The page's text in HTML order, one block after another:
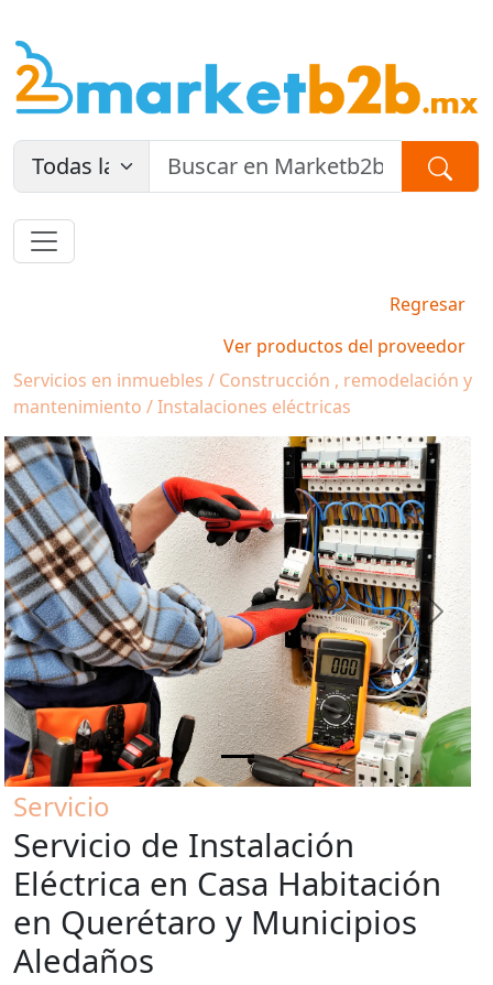
Regresar
Ver productos del proveedor
Servicios en inmuebles / Construcción , remodelación y
mantenimiento / Instalaciones eléctricas
Previous Next
Servicio
Servicio de Instalación
Eléctrica en Casa Habitación
en Querétaro y Municipios
Aledaños